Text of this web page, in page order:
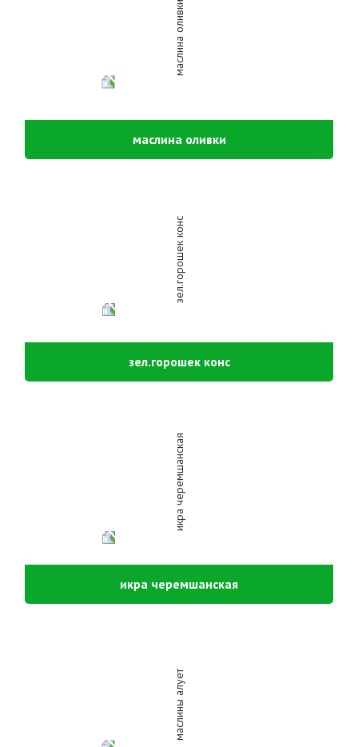
маслина оливки
зел.горошек конс
икра черемшанская